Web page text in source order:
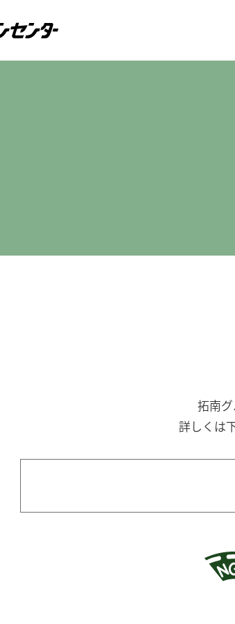
拓南
詳しくは